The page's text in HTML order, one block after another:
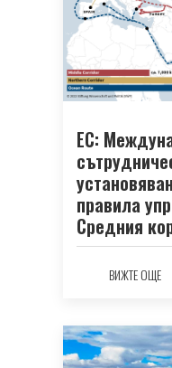
ЕС:
правила
Средния
ВИЖТЕ ОЩЕ